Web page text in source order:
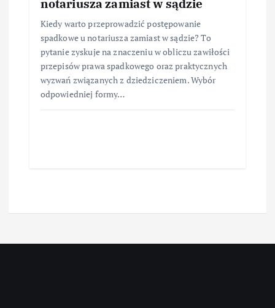
notariusza zamiast w sądzie
Kiedy warto przeprowadzić postępowanie
spadkowe u notariusza zamiast w sądzie? To
pytanie zyskuje na znaczeniu w obliczu zawiłości
przepisów prawa spadkowego oraz praktycznych
wyzwań związanych z dziedziczeniem. Wybór
odpowiedniej formy…